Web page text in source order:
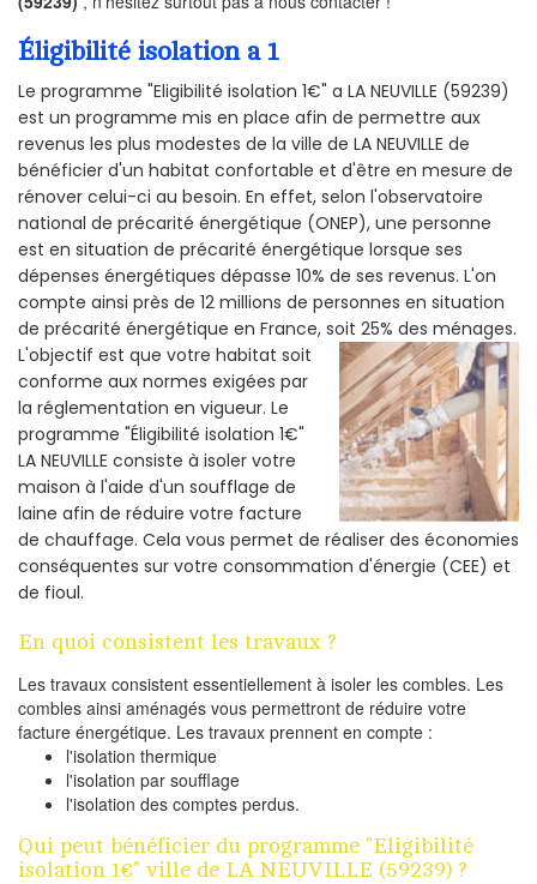
Éligibilité isolation a 1
Le programme "Eligibilité isolation 1€" a LA NEUVILLE (59239)
est un programme mis en place afin de permettre aux
revenus les plus modestes de la ville de LA NEUVILLE de
bénéficier d'un habitat confortable et d'être en mesure de
rénover celui-ci au besoin. En effet, selon l'observatoire
national de précarité énergétique (ONEP), une personne
est en situation de précarité énergétique lorsque ses
dépenses énergétiques dépasse 10% de ses revenus. L'on
compte ainsi près de 12 millions de personnes en situation
de précarité énergétique en France, soit 25% des ménages.
L'objectif est que votre habitat soit
conforme aux normes exigées par
la réglementation en vigueur. Le
programme "Éligibilité isolation 1€"
LA NEUVILLE consiste à isoler votre
maison à l'aide d'un soufflage de
laine afin de réduire votre facture
de chauffage. Cela vous permet de réaliser des économies
conséquentes sur votre consommation d'énergie (CEE) et
de fioul.
En quoi consistent les travaux ?
Les travaux consistent essentiellement à isoler les combles. Les
combles ainsi aménagés vous permettront de réduire votre
facture énergétique. Les travaux prennent en compte :
l'isolation thermique
l'isolation par soufflage
l'isolation des comptes perdus.
Qui peut bénéficier du programme "Eligibilité
isolation 1€" ville de LA NEUVILLE (59239) ?